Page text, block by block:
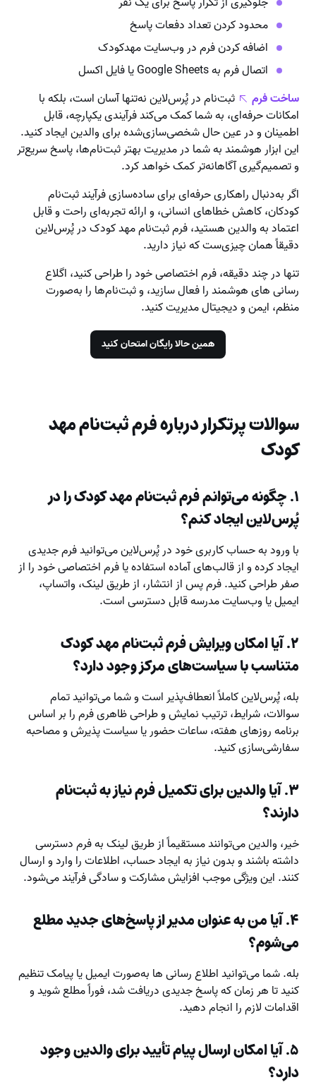
محدود کردن تعداد دفعات پاسخ
اضافه کردن فرم در وب‌سایت مهدکودک
اتصال فرم به Google Sheets یا فایل اکسل
ساخت فرم
ثبت‌نام در پُرس‌لاین نه‌تنها آسان است، بلکه با
امکانات حرفه‌ای، به شما کمک می‌کند فرآیندی یکپارچه، قابل
اطمینان و در عین حال شخصی‌سازی‌شده برای والدین ایجاد کنید.
این ابزار هوشمند به شما در مدیریت بهتر ثبت‌نام‌ها، پاسخ سریع‌تر
و تصمیم‌گیری آگاهانه‌تر کمک خواهد کرد.
اگر به‌دنبال راهکاری حرفه‌ای برای ساده‌سازی فرآیند ثبت‌نام
کودکان، کاهش خطاهای انسانی، و ارائه تجربه‌ای راحت و قابل
اعتماد به والدین هستید، فرم ثبت‌نام مهد کودک در پُرس‌لاین
دقیقاً همان چیزی‌ست که نیاز دارید.
تنها در چند دقیقه، فرم اختصاصی خود را طراحی کنید، اگلاع
رسانی های هوشمند را فعال سازید، و ثبت‌نام‌ها را به‌صورت
منظم، ایمن و دیجیتال مدیریت کنید.
همین حالا رایگان امتحان کنید
سوالات پرتکرار درباره فرم ثبت‌نام مهد
کودک
۱. چگونه می‌توانم فرم ثبت‌نام مهد کودک را در
پُرس‌لاین ایجاد کنم؟
با ورود به حساب کاربری خود در پُرس‌لاین می‌توانید فرم جدیدی
ایجاد کرده و از قالب‌های آماده استفاده یا فرم اختصاصی خود را از
صفر طراحی کنید. فرم پس از انتشار، از طریق لینک، واتساپ،
ایمیل یا وب‌سایت مدرسه قابل دسترسی است.
۲. آیا امکان ویرایش فرم ثبت‌نام مهد کودک
متناسب با سیاست‌های مرکز وجود دارد؟
بله، پُرس‌لاین کاملاً انعطاف‌پذیر است و شما می‌توانید تمام
سوالات، شرایط، ترتیب نمایش و طراحی ظاهری فرم را بر اساس
برنامه روزهای هفته، ساعات حضور یا سیاست پذیرش و مصاحبه
سفارشی‌سازی کنید.
۳. آیا والدین برای تکمیل فرم نیاز به ثبت‌نام
دارند؟
خیر، والدین می‌توانند مستقیماً از طریق لینک به فرم دسترسی
داشته باشند و بدون نیاز به ایجاد حساب، اطلاعات را وارد و ارسال
کنند. این ویژگی موجب افزایش مشارکت و سادگی فرآیند می‌شود.
۴. آیا من به عنوان مدیر از پاسخ‌های جدید مطلع
می‌شوم؟
بله. شما می‌توانید اطلاع رسانی ها به‌صورت ایمیل یا پیامک تنظیم
کنید تا هر زمان که پاسخ جدیدی دریافت شد، فوراً مطلع شوید و
اقدامات لازم را انجام دهید.
۵. آیا امکان ارسال پیام تأیید برای والدین وجود
دارد؟